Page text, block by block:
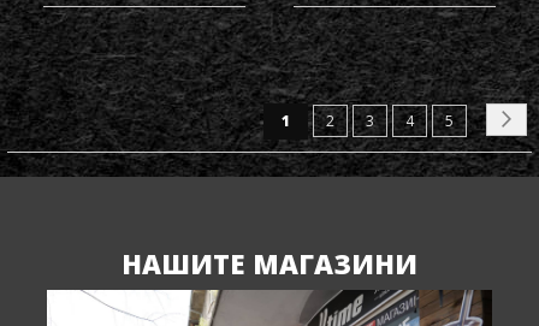
Страница
В
момента
четете
страница
1 Страница
2 Страница
3 Страница
4 Страница
5
НАШИТЕ МАГАЗИНИ